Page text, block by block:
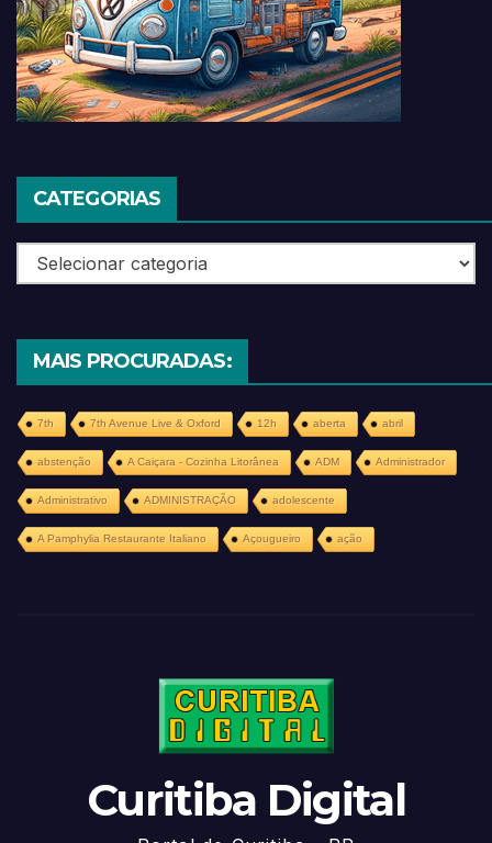
CATEGORIAS
Categorias
MAIS PROCURADAS:
7th 7th Avenue Live & Oxford 12h aberta abril
abstenção A Caiçara - Cozinha Litorânea ADM Administrador
Administrativo ADMINISTRAÇÃO adolescente
A Pamphylia Restaurante Italiano Açougueiro ação
Curitiba Digital